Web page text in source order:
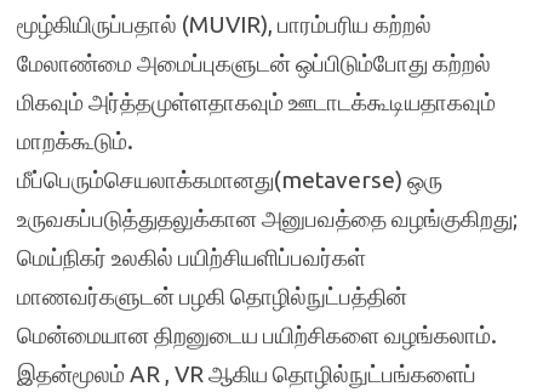
மூழ்கியிருப்பதால் (MUVIR), பாரம்பரிய கற்றல்
மேலாண்மை அமைப்புகளுடன் ஒப்பிடும்போது கற்றல்
மிகவும் அர்த்தமுள்ளதாகவும் ஊடாடக்கூடியதாகவும்
மாறக்கூடும்.
மீப்பெரும்செயலாக்கமானது(metaverse) ஒரு
உருவகப்படுத்துதலுக்கான அனுபவத்தை வழங்குகிறது;
மெய்நிகர் உலகில் பயிற்சியளிப்பவர்கள்
மாணவர்களுடன் பழகி தொழில்நுட்பத்தின்
மென்மையான திறனுடைய பயிற்சிகளை வழங்கலாம்.
இதன்மூலம் AR , VR ஆகிய தொழில்நுட்பங்களைப்